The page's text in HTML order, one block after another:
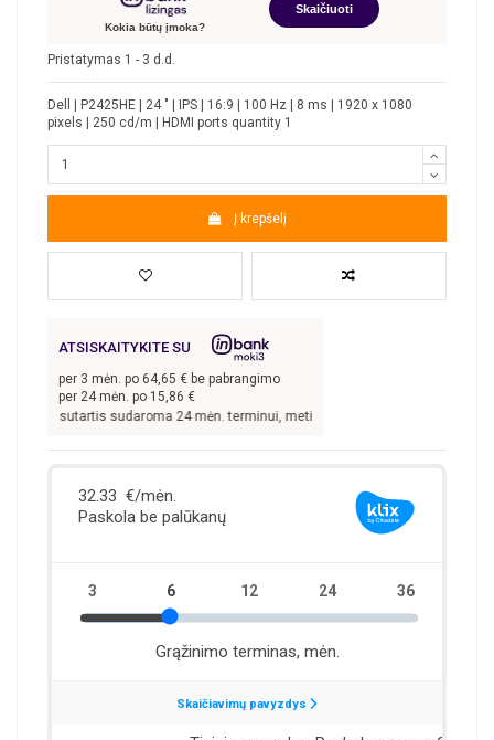
Kokia būtų įmoka?
Skaičiuoti
Pristatymas 1 - 3 d.d.
Dell | P2425HE | 24 " | IPS | 16:9 | 100 Hz | 8 ms | 1920 x 1080
pixels | 250 cd/m | HDMI ports quantity 1
Į krepšelį
ATSISKAITYKITE SU
per 3 mėn. po 64,65 € be pabrangimo
per 24 mėn. po 15,86 €
kai sutartis sudaroma 24 mėn. terminui, metinė palūkanų norma –